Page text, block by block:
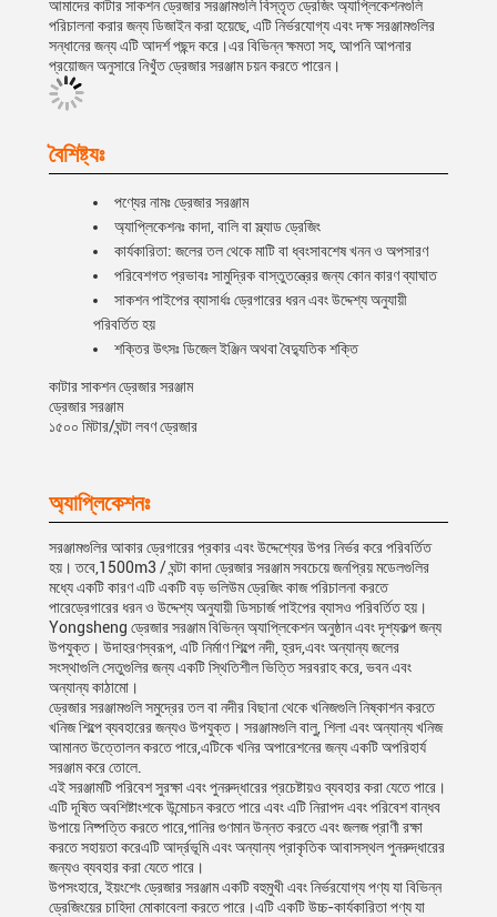
আমাদের কাটার সাকশন ড্রেজার সরঞ্জামগুলি বিস্তৃত ড্রেজিং অ্যাপ্লিকেশনগুলি
পরিচালনা করার জন্য ডিজাইন করা হয়েছে, এটি নির্ভরযোগ্য এবং দক্ষ সরঞ্জামগুলির
সন্ধানের জন্য এটি আদর্শ পছন্দ করে।এর বিভিন্ন ক্ষমতা সহ, আপনি আপনার
প্রয়োজন অনুসারে নিখুঁত ড্রেজার সরঞ্জাম চয়ন করতে পারেন।
বৈশিষ্ট্যঃ
পণ্যের নামঃ ড্রেজার সরঞ্জাম
অ্যাপ্লিকেশনঃ কাদা, বালি বা স্ল্যাড ড্রেজিং
কার্যকারিতা: জলের তল থেকে মাটি বা ধ্বংসাবশেষ খনন ও অপসারণ
পরিবেশগত প্রভাবঃ সামুদ্রিক বাস্তুতন্ত্রের জন্য কোন কারণ ব্যাঘাত
সাকশন পাইপের ব্যাসার্ধঃ ড্রেগারের ধরন এবং উদ্দেশ্য অনুযায়ী
পরিবর্তিত হয়
শক্তির উৎসঃ ডিজেল ইঞ্জিন অথবা বৈদ্যুতিক শক্তি
কাটার সাকশন ড্রেজার সরঞ্জাম
ড্রেজার সরঞ্জাম
১৫০০ মিটার/ঘন্টা লবণ ড্রেজার
অ্যাপ্লিকেশনঃ
সরঞ্জামগুলির আকার ড্রেগারের প্রকার এবং উদ্দেশ্যের উপর নির্ভর করে পরিবর্তিত
হয়। তবে,1500m3 / ঘন্টা কাদা ড্রেজার সরঞ্জাম সবচেয়ে জনপ্রিয় মডেলগুলির
মধ্যে একটি কারণ এটি একটি বড় ভলিউম ড্রেজিং কাজ পরিচালনা করতে
পারেড্রেগারের ধরন ও উদ্দেশ্য অনুযায়ী ডিসচার্জ পাইপের ব্যাসও পরিবর্তিত হয়।
Yongsheng ড্রেজার সরঞ্জাম বিভিন্ন অ্যাপ্লিকেশন অনুষ্ঠান এবং দৃশ্যকল্প জন্য
উপযুক্ত। উদাহরণস্বরূপ, এটি নির্মাণ শিল্পে নদী, হ্রদ,এবং অন্যান্য জলের
সংস্থাগুলি সেতুগুলির জন্য একটি স্থিতিশীল ভিত্তি সরবরাহ করে, ভবন এবং
অন্যান্য কাঠামো।
ড্রেজার সরঞ্জামগুলি সমুদ্রের তল বা নদীর বিছানা থেকে খনিজগুলি নিষ্কাশন করতে
খনিজ শিল্পে ব্যবহারের জন্যও উপযুক্ত। সরঞ্জামগুলি বালু, শিলা এবং অন্যান্য খনিজ
আমানত উত্তোলন করতে পারে,এটিকে খনির অপারেশনের জন্য একটি অপরিহার্য
সরঞ্জাম করে তোলে.
এই সরঞ্জামটি পরিবেশ সুরক্ষা এবং পুনরুদ্ধারের প্রচেষ্টায়ও ব্যবহার করা যেতে পারে।
এটি দূষিত অবশিষ্টাংশকে উন্মোচন করতে পারে এবং এটি নিরাপদ এবং পরিবেশ বান্ধব
উপায়ে নিষ্পত্তি করতে পারে,পানির গুণমান উন্নত করতে এবং জলজ প্রাণী রক্ষা
করতে সহায়তা করেএটি আর্দ্রভূমি এবং অন্যান্য প্রাকৃতিক আবাসস্থল পুনরুদ্ধারের
জন্যও ব্যবহার করা যেতে পারে।
উপসংহারে, ইয়ংশেং ড্রেজার সরঞ্জাম একটি বহুমুখী এবং নির্ভরযোগ্য পণ্য যা বিভিন্ন
ড্রেজিংয়ের চাহিদা মোকাবেলা করতে পারে।এটি একটি উচ্চ-কার্যকারিতা পণ্য যা